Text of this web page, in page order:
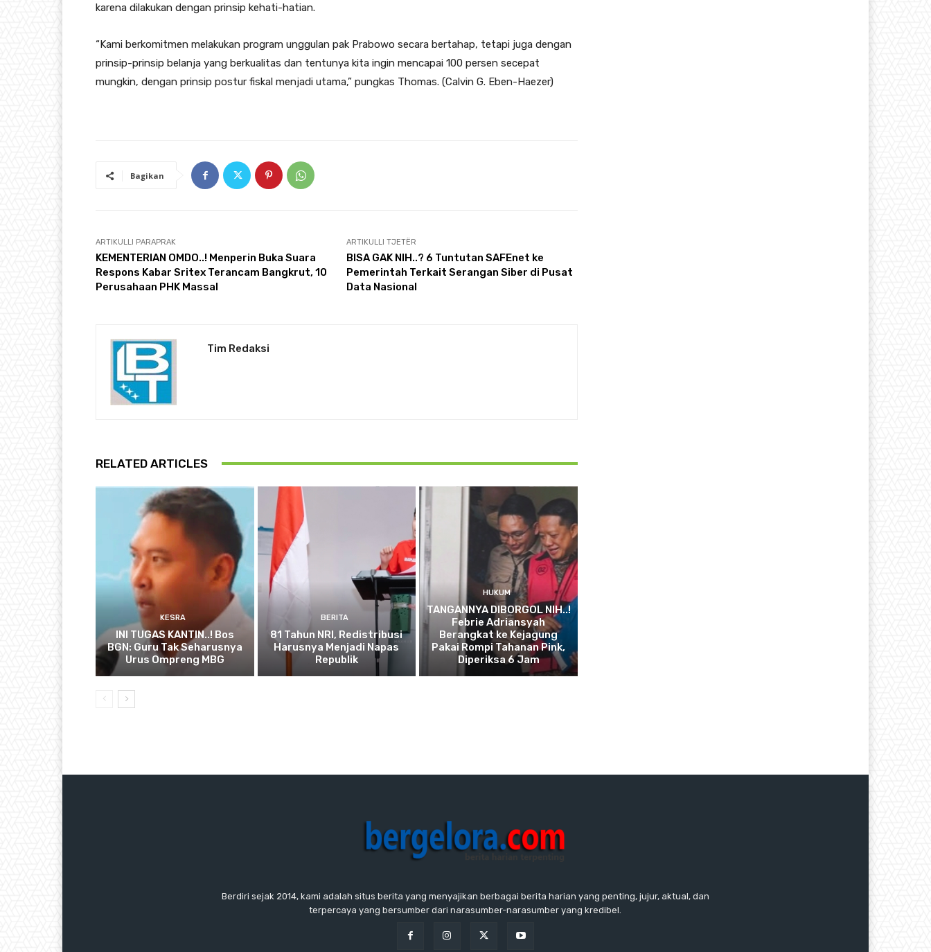
karena dilakukan dengan prinsip kehati-hatian.
“Kami berkomitmen melakukan program unggulan pak Prabowo secara bertahap, tetapi juga dengan
prinsip-prinsip belanja yang berkualitas dan tentunya kita ingin mencapai 100 persen secepat
mungkin, dengan prinsip postur fiskal menjadi utama,” pungkas Thomas. (Calvin G. Eben-Haezer)
Bagikan
ARTIKULLI PARAPRAK
KEMENTERIAN OMDO..! Menperin Buka Suara
Respons Kabar Sritex Terancam Bangkrut, 10
Perusahaan PHK Massal
ARTIKULLI TJETËR
BISA GAK NIH..? 6 Tuntutan SAFEnet ke
Pemerintah Terkait Serangan Siber di Pusat
Data Nasional
Tim Redaksi
RELATED ARTICLES
KESRA
INI TUGAS KANTIN..! Bos
BGN: Guru Tak Seharusnya
Urus Ompreng MBG
BERITA
81 Tahun NRI, Redistribusi
Harusnya Menjadi Napas
Republik
HUKUM
TANGANNYA DIBORGOL NIH..!
Febrie Adriansyah
Berangkat ke Kejagung
Pakai Rompi Tahanan Pink,
Diperiksa 6 Jam
Berdiri sejak 2014, kami adalah situs berita yang menyajikan berbagai berita harian yang penting, jujur, aktual, dan
terpercaya yang bersumber dari narasumber-narasumber yang kredibel.